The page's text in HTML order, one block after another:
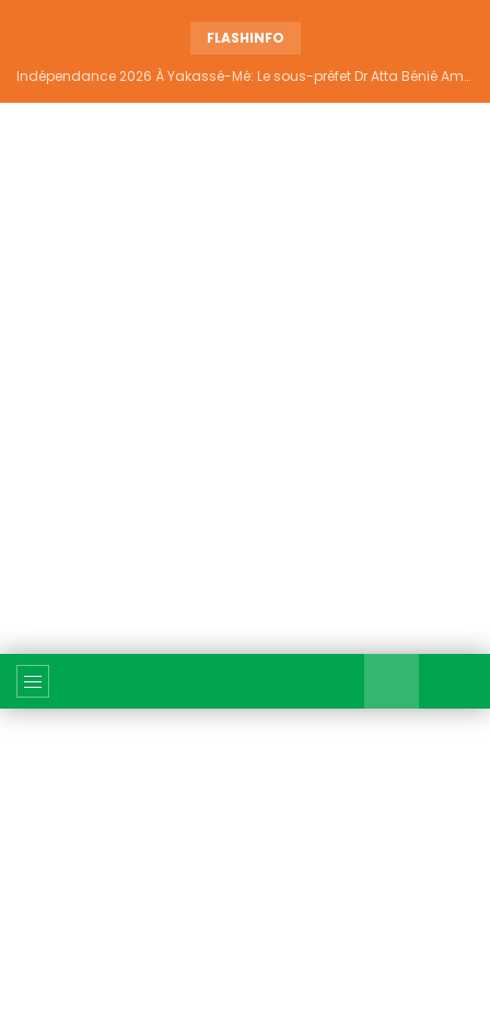
FLASHINFO
Indépendance 2026 À Yakassé-Mé: Le sous-préfet Dr Atta Bénié Amédé appelle à l’unité, à la sécurité et au développement